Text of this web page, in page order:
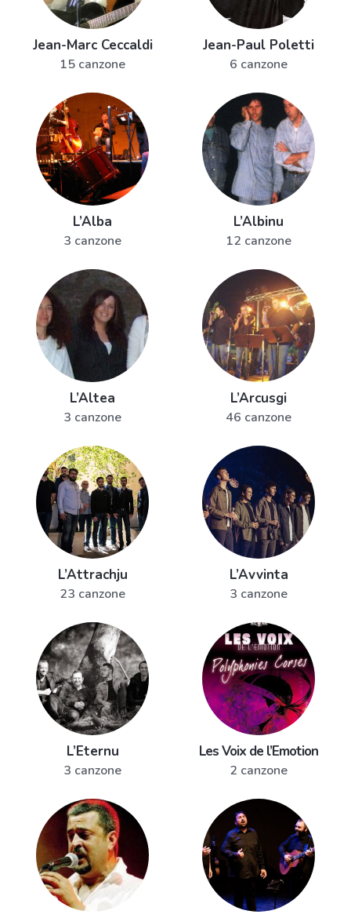
Jean-Marc Ceccaldi
15 canzone
Jean-Paul Poletti
6 canzone
L’Alba
3 canzone
L’Albinu
12 canzone
L’Altea
3 canzone
L’Arcusgi
46 canzone
L’Attrachju
23 canzone
L’Avvinta
3 canzone
L’Eternu
3 canzone
Les Voix de l’Emotion
2 canzone